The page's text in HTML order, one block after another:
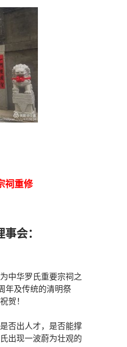
祠重修
会：
中华罗氏重要宗祠之
年及传统的清明祭
贺！
否出人才，是否能撑
出现一波蔚为壮观的